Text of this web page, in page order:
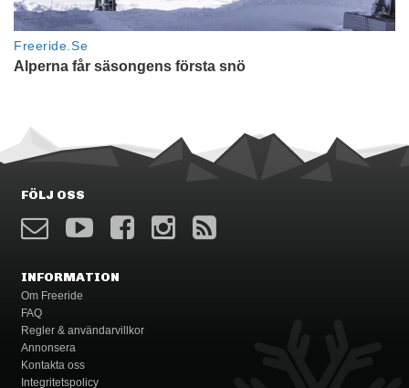
FÖLJ OSS
INFORMATION
Om Freeride
FAQ
Regler & användarvillkor
Annonsera
Kontakta oss
Integritetspolicy